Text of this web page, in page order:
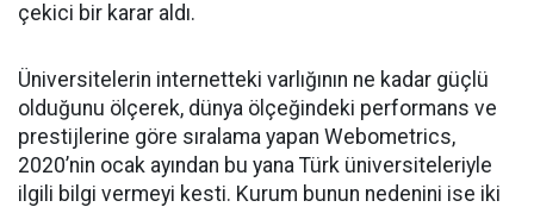
çekici bir karar aldı.
Üniversitelerin internetteki varlığının ne kadar güçlü
olduğunu ölçerek, dünya ölçeğindeki performans ve
prestijlerine göre sıralama yapan Webometrics,
2020’nin ocak ayından bu yana Türk üniversiteleriyle
ilgili bilgi vermeyi kesti. Kurum bunun nedenini ise iki